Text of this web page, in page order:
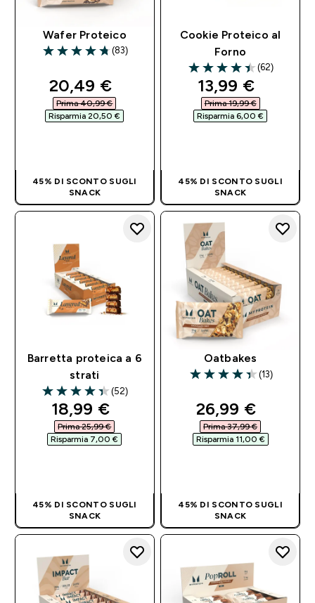
Wafer Proteico
4.76 out of 5 stars
(83)
discounted price
20,49 €‎
Prima 40,99 €‎
Risparmia 20,50 €‎
45% DI SCONTO SUGLI
SNACK
Cookie Proteico al
Forno
4.42 out of 5 stars
(62)
discounted
13,99 €‎
Prima 19,99 €‎
Risparmia 6,00 €‎
45% DI SCONTO SUGLI
SNACK
Barretta proteica a 6
strati
4.38 out of 5 stars
(52)
discounted price
18,99 €‎
Prima 25,99 €‎
Risparmia 7,00 €‎
45% DI SCONTO SUGLI
SNACK
Oatbakes
4.38 out of 5 stars
(13)
discounted
26,99 €‎
Prima 37,99 €‎
Risparmia 11,00 €‎
45% DI SCONTO SUGLI
SNACK